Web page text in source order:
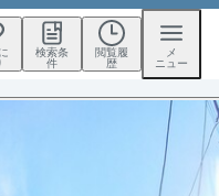
検索条
件
閲覧履
歴
メ
ニュー